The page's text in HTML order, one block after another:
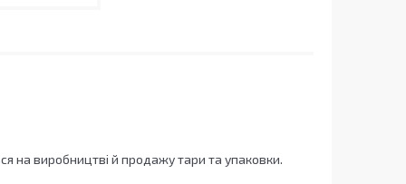
на виробництві й продажу тари та упаковки.